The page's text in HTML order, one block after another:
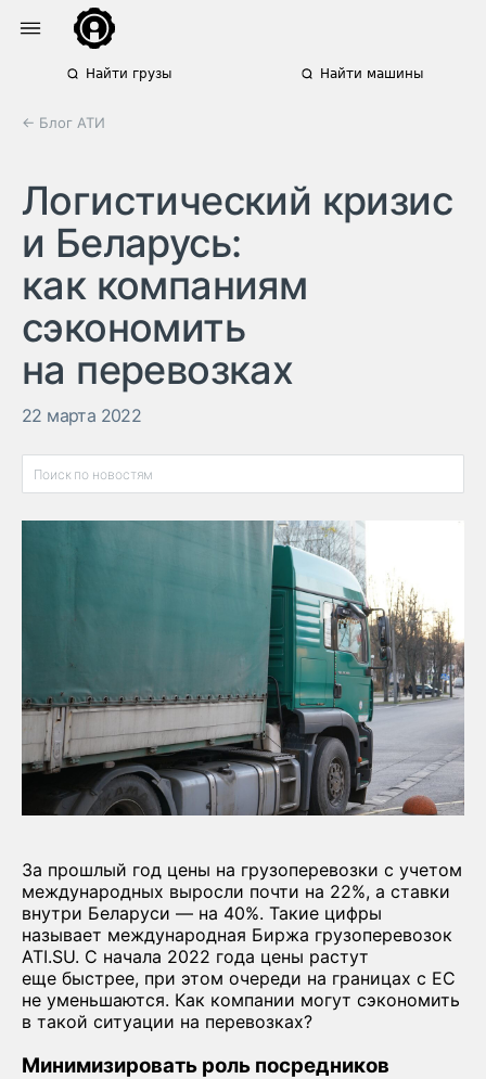
Найти грузы Найти машины
← Блог АТИ
Логистический кризис
и Беларусь:
как компаниям
сэкономить
на перевозках
22 марта 2022
За прошлый год цены на грузоперевозки с учетом
международных выросли почти на 22%, а ставки
внутри Беларуси — на 40%. Такие цифры
называет международная Биржа грузоперевозок
ATI.SU. С начала 2022 года цены растут
еще быстрее, при этом очереди на границах с ЕС
не уменьшаются. Как компании могут сэкономить
в такой ситуации на перевозках?
Минимизировать роль посредников